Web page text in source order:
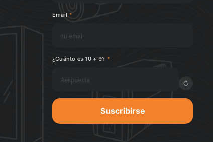
Email *
¿Cuánto es 10 + 9? *
↻
Suscribirse